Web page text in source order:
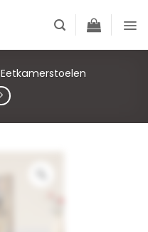
Eetkamerstoelen